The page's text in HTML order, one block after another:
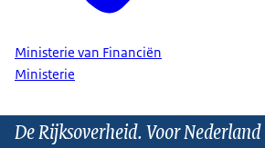
Ministerie van Financiën
Ministerie
De Rijksoverheid. Voor Nederland